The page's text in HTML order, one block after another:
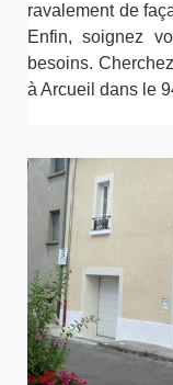
ravalement de
Enfin, soignez
besoins.
à Arcueil dans le